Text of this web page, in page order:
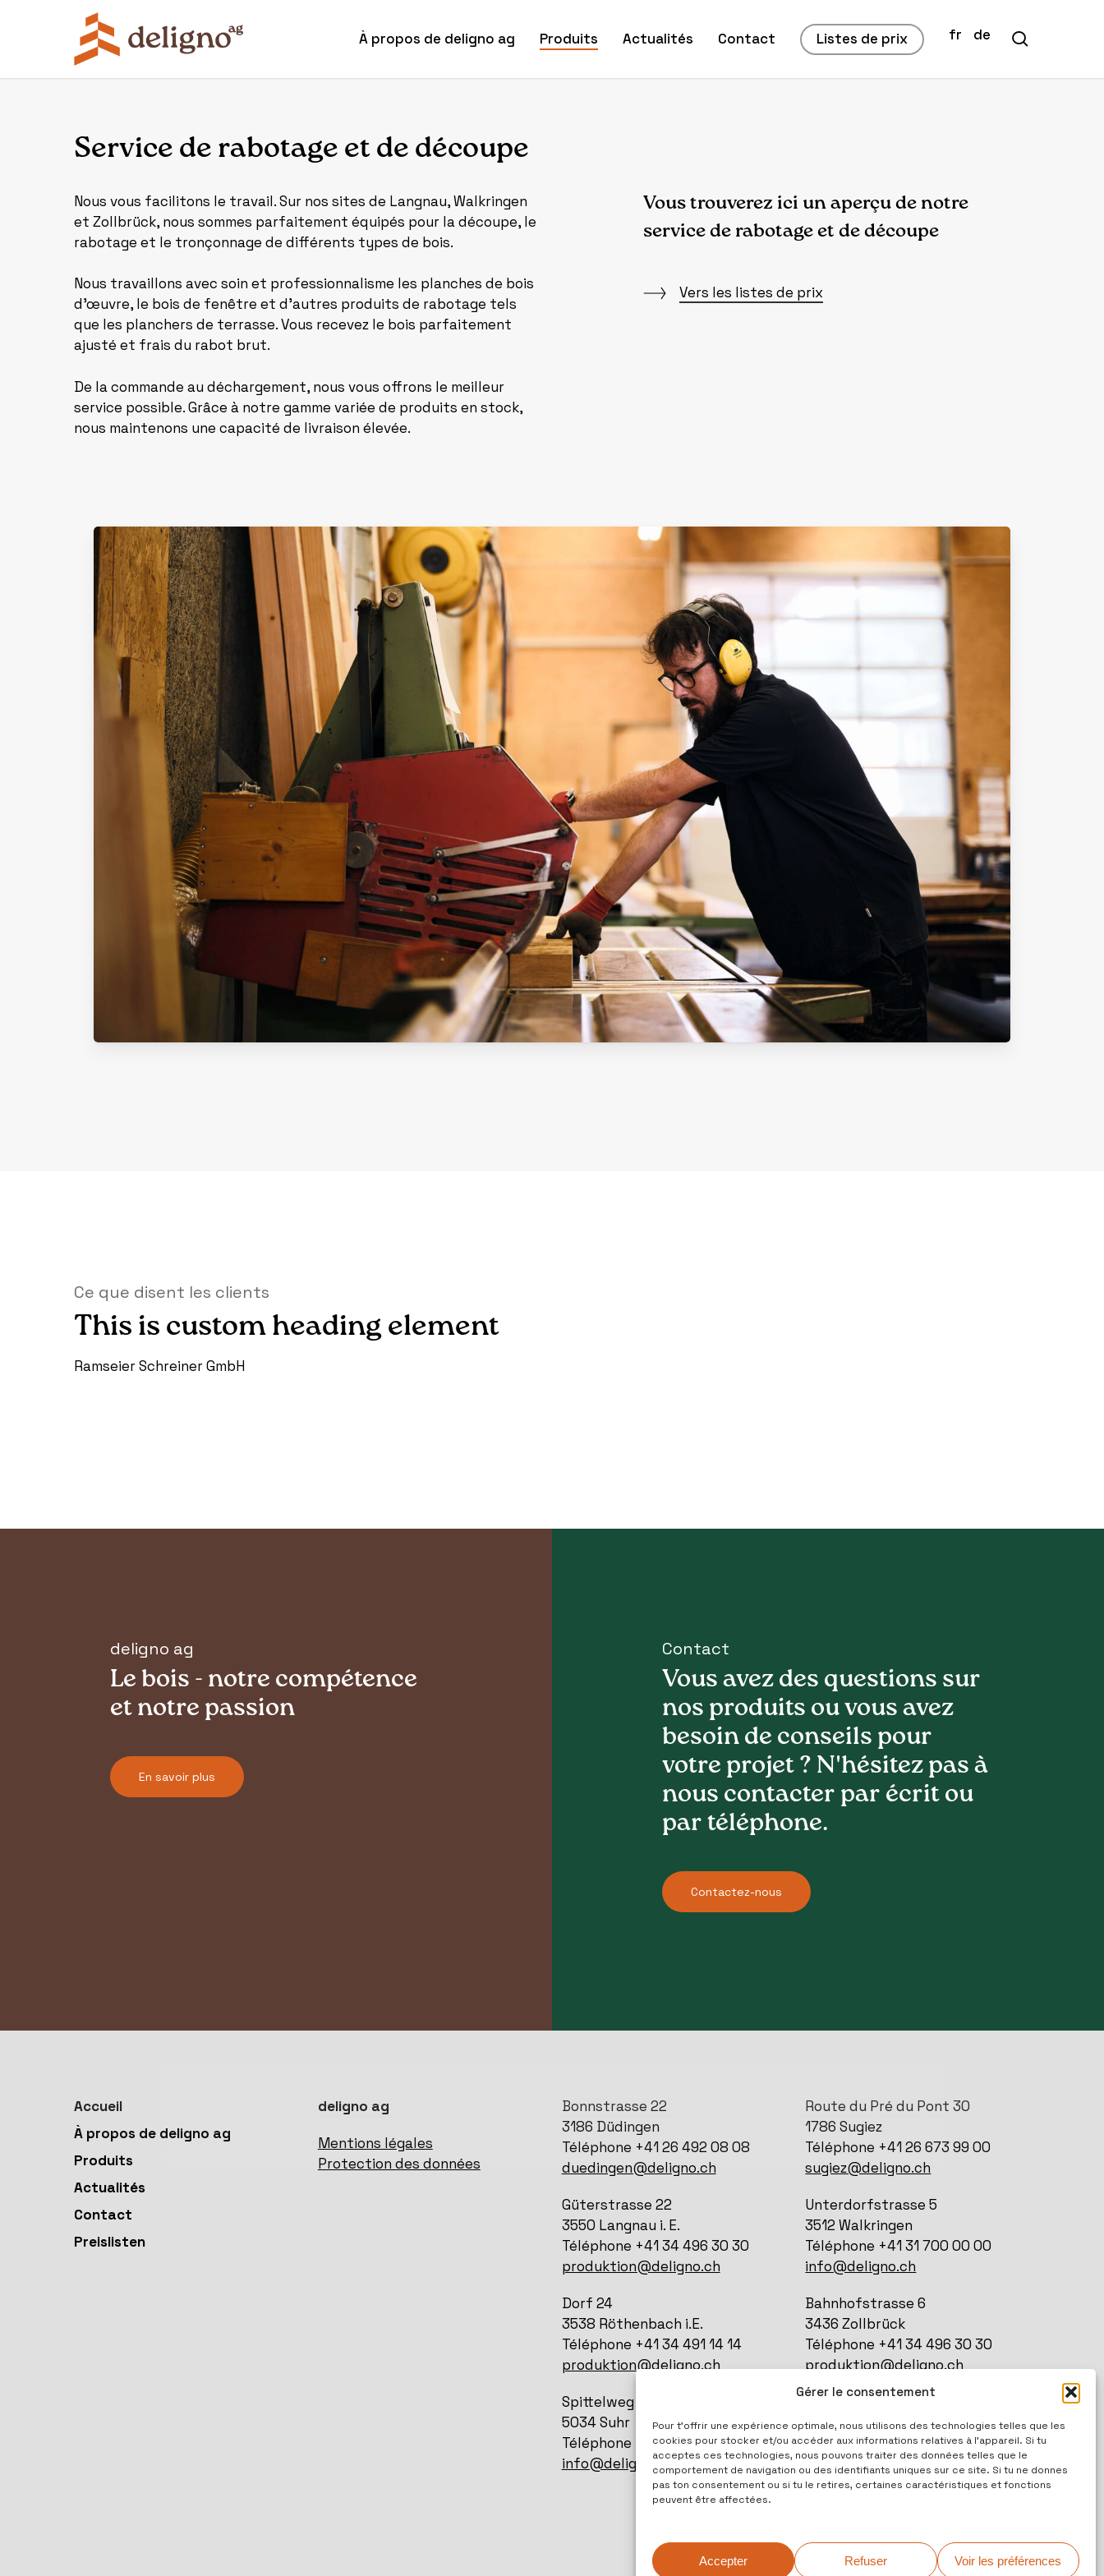
Gérer le consentement
Pour t'offrir une expérience optimale, nous utilisons des technologies telles que les
cookies pour stocker et/ou accéder aux informations relatives à l'appareil. Si tu
acceptes ces technologies, nous pouvons traiter des données telles que le
comportement de navigation ou des identifiants uniques sur ce site. Si tu ne donnes
pas ton consentement ou si tu le retires, certaines caractéristiques et fonctions
peuvent être affectées.
Accepter Refuser Voir les préférences
À propos de deligno ag Produits Actualités Contact Listes de prix fr de
Service de rabotage et de découpe
Nous vous facilitons le travail. Sur nos sites de Langnau, Walkringen
et Zollbrück, nous sommes parfaitement équipés pour la découpe, le
rabotage et le tronçonnage de différents types de bois.
Nous travaillons avec soin et professionnalisme les planches de bois
d’œuvre, le bois de fenêtre et d’autres produits de rabotage tels
que les planchers de terrasse. Vous recevez le bois parfaitement
ajusté et frais du rabot brut.
De la commande au déchargement, nous vous offrons le meilleur
service possible. Grâce à notre gamme variée de produits en stock,
nous maintenons une capacité de livraison élevée.
Vous trouverez ici un aperçu de notre
service de rabotage et de découpe
Vers les listes de prix
Ce que disent les clients
This is custom heading element
Ramseier Schreiner GmbH
deligno ag
Le bois - notre compétence
et notre passion
En savoir plus
Contact
Vous avez des questions sur
nos produits ou vous avez
besoin de conseils pour
votre projet ? N'hésitez pas à
nous contacter par écrit ou
par téléphone.
Contactez-nous
Accueil
À propos de deligno ag
Produits
Actualités
Contact
Preislisten
deligno ag
Mentions légales
Protection des données
Bonnstrasse 22
3186 Düdingen
Téléphone +41 26 492 08 08
duedingen@deligno.ch
Güterstrasse 22
3550 Langnau i. E.
Téléphone +41 34 496 30 30
produktion@deligno.ch
Dorf 24
3538 Röthenbach i.E.
Téléphone +41 34 491 14 14
produktion@deligno.ch
Spittelweg 1
5034 Suhr
Téléphone +41 31 700 00 00
info@deligno.ch
Route du Pré du Pont 30
1786 Sugiez
Téléphone +41 26 673 99 00
sugiez@deligno.ch
Unterdorfstrasse 5
3512 Walkringen
Téléphone +41 31 700 00 00
info@deligno.ch
Bahnhofstrasse 6
3436 Zollbrück
Téléphone +41 34 496 30 30
produktion@deligno.ch